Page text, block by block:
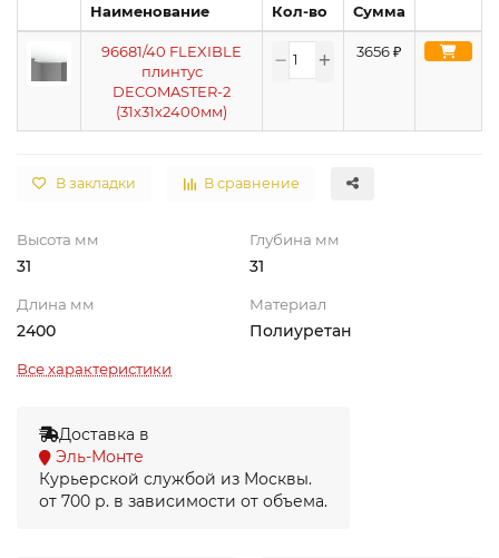
Наименование Кол-во Сумма
96681/40 FLEXIBLE
плинтус
DECOMASTER-2
(31х31х2400мм)
3656₽
В закладки В сравнение
Высота мм
31
Глубина мм
31
Длина мм
2400
Материал
Полиуретан
Все характеристики
Доставка в
Эль-Монте
Курьерской службой из Москвы.
от 700 р. в зависимости от объема.